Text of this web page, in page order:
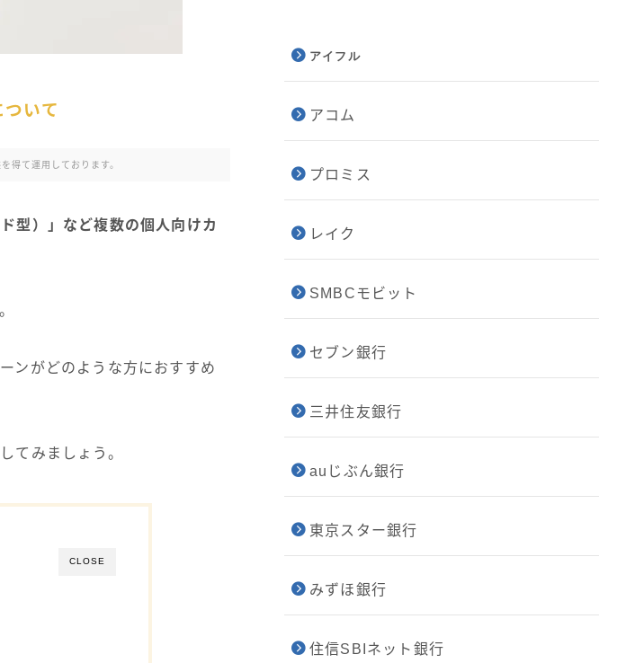
いて
得て運用しております。
型）」など複数の個人向けカ
ンがどのような方におすすめ
てみましょう。
CLOSE
アイフル
アコム
プロミス
レイク
SMBCモビット
セブン銀行
三井住友銀行
auじぶん銀行
東京スター銀行
みずほ銀行
住信SBIネット銀行